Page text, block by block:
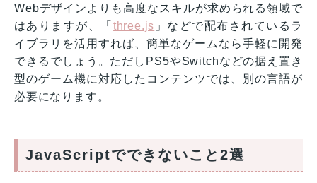
Webデザインよりも高度なスキルが求められる領域で
はありますが、「 three.js 」などで配布されているラ
イブラリを活用すれば、簡単なゲームなら手軽に開発
できるでしょう。ただしPS5やSwitchなどの据え置き
型のゲーム機に対応したコンテンツでは、別の言語が
必要になります。
JavaScriptでできないこと2選